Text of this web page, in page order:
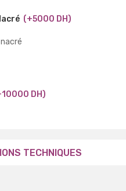
(+5000 DH)
DH)
TECHNIQUES